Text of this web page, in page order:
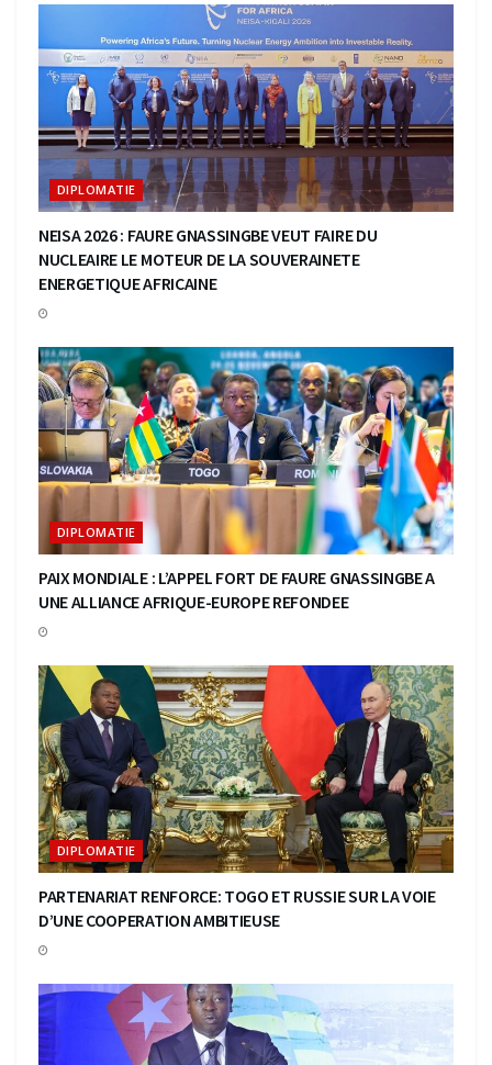
DIPLOMATIE
NEISA 2026 : FAURE GNASSINGBE VEUT FAIRE DU
NUCLEAIRE LE MOTEUR DE LA SOUVERAINETE
ENERGETIQUE AFRICAINE
DIPLOMATIE
PAIX MONDIALE : L’APPEL FORT DE FAURE GNASSINGBE A
UNE ALLIANCE AFRIQUE-EUROPE REFONDEE
DIPLOMATIE
PARTENARIAT RENFORCE: TOGO ET RUSSIE SUR LA VOIE
D’UNE COOPERATION AMBITIEUSE